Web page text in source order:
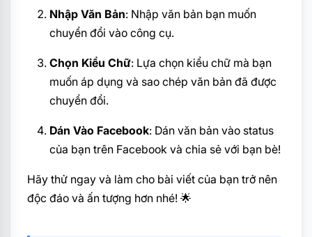
Nhập Văn Bản: Nhập văn bản bạn muốn
chuyển đổi vào công cụ.
Chọn Kiểu Chữ: Lựa chọn kiểu chữ mà bạn
muốn áp dụng và sao chép văn bản đã được
chuyển đổi.
Dán Vào Facebook: Dán văn bản vào status
của bạn trên Facebook và chia sẻ với bạn bè!
Hãy thử ngay và làm cho bài viết của bạn trở nên
độc đáo và ấn tượng hơn nhé! 🌟